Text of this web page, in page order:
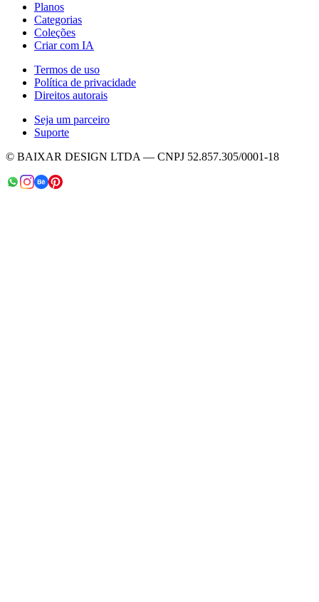
Planos
Categorias
Coleções
Criar com IA
Termos de uso
Política de privacidade
Direitos autorais
Seja um parceiro
Suporte
© BAIXAR DESIGN LTDA — CNPJ 52.857.305/0001-18